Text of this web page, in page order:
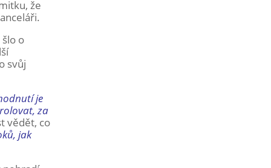
že
o
svůj
je
za
vědět, co
jak